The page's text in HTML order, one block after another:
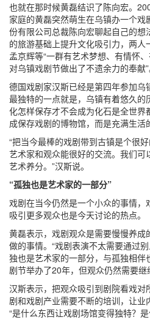
也就在那时候黄磊结识了陈向宏。
家庭的黄磊突然萌生在乌镇办一个
份有限公司总裁陈向宏聊起自己的
的旅游基础上提升文化吸引力，两
孟京辉等“一群有艺术梦想、有情怀
对乌镇戏剧节做出了不遗余力的奉献”
德国戏剧家汉斯已经是第四年参加
最独特的一点就是，乌镇有着悠久的
化怎样保存才不会成为化石是全世界
成保存戏剧的博物馆，而是充满生活
“把当今最棒的戏剧带到古镇是个很
艺术家和观众能很好的交流。我们
艺术养分。”汉斯说。
“孤独也是艺术家的一部分”
戏剧在当今仍然是一个小众的事情，
吸引更多观众也是今天讨论的热点。
黄磊表示，戏剧观众是需要慢慢养
做的事情。“戏剧表演不太需要通过
独也是艺术家的一部分，与孤独相
剧节举办了20年，但观众仍然需要继
汉斯表示，把观众吸引到剧院看戏
剧和戏剧产业需要不断的培训，让业
“是什么东西让戏剧场馆变得独特？